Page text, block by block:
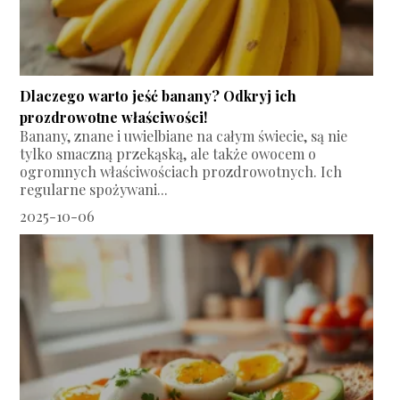
Dlaczego warto jeść banany? Odkryj ich
prozdrowotne właściwości!
Banany, znane i uwielbiane na całym świecie, są nie
tylko smaczną przekąską, ale także owocem o
ogromnych właściwościach prozdrowotnych. Ich
regularne spożywani...
2025-10-06